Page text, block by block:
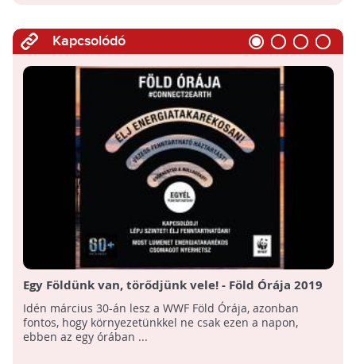
Kapcsolódó
Egy Földünk van, törődjünk vele! - Föld Órája 2019
Idén március 30-án lesz a WWF Föld Órája, azonban
fontos, hogy környezetünkkel ne csak ezen a napon,
ebben az egy órában ...